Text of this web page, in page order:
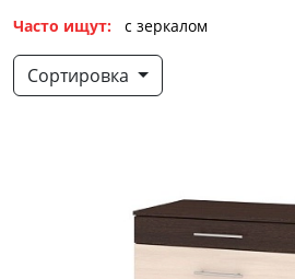
Часто ищут: с зеркалом
Сортировка